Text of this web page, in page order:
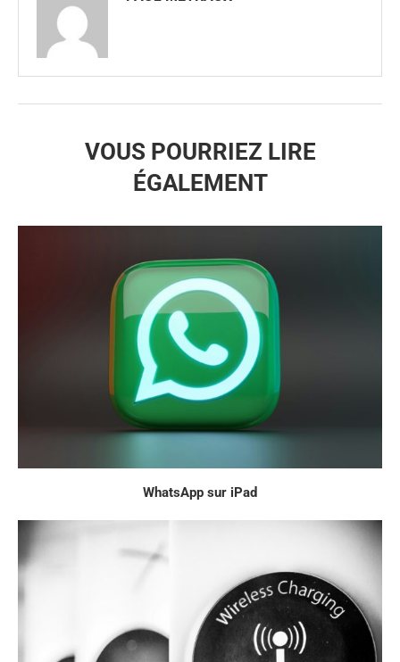
VOUS POURRIEZ LIRE
ÉGALEMENT
WhatsApp sur iPad